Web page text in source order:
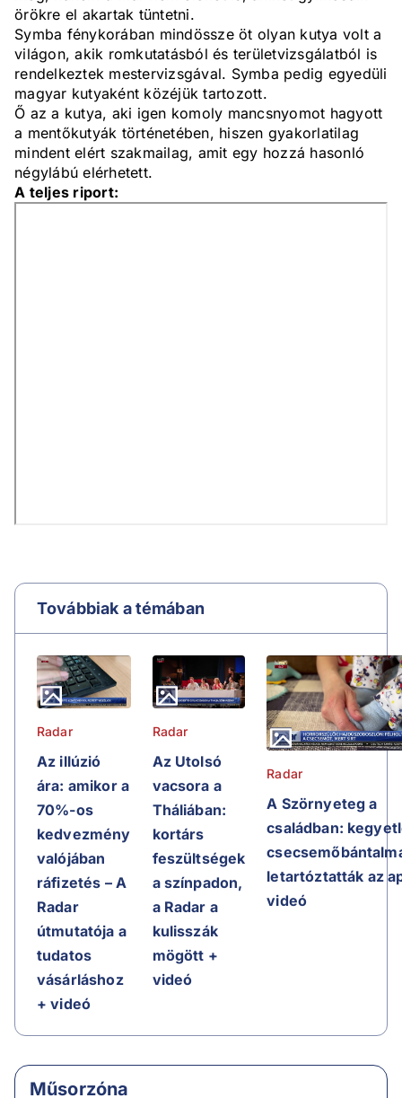
örökre el akartak tüntetni.
Symba fénykorában mindössze öt olyan kutya volt a
világon, akik romkutatásból és területvizsgálatból is
rendelkeztek mestervizsgával. Symba pedig egyedüli
magyar kutyaként közéjük tartozott.
Ő az a kutya, aki igen komoly mancsnyomot hagyott
a mentőkutyák történetében, hiszen gyakorlatilag
mindent elért szakmailag, amit egy hozzá hasonló
négylábú elérhetett.
A teljes riport:
Továbbiak a témában
Radar
Az illúzió
ára: amikor a
70%-os
kedvezmény
valójában
ráfizetés – A
Radar
útmutatója a
tudatos
vásárláshoz
+ videó
Radar
Az Utolsó
vacsora a
Tháliában:
kortárs
feszültségek
a színpadon,
a Radar a
kulisszák
mögött +
videó
Radar
A Szörnyeteg a
családban:
letartóztatták az
videó
Műsorzóna